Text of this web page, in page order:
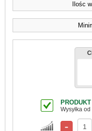
Ilośc
Wysyłka